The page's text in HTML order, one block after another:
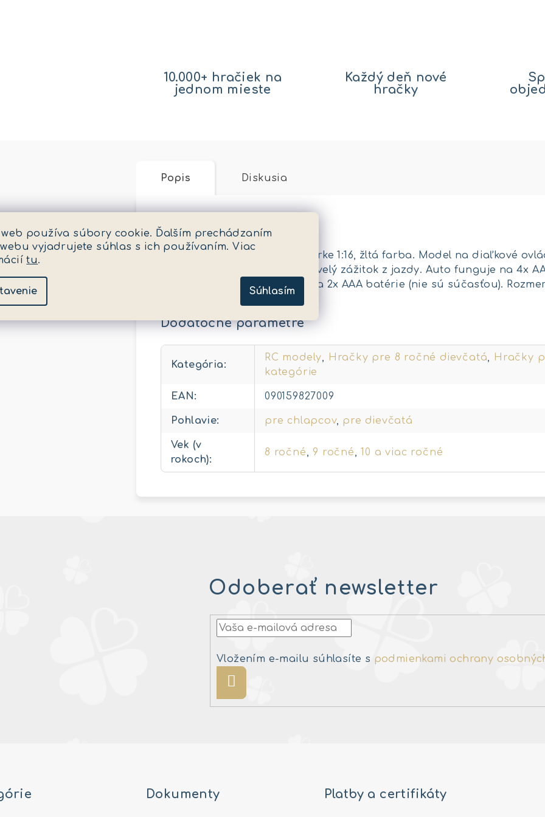
web používa súbory cookie. Ďalším prechádzaním
vyjadrujete súhlas s ich používaním. Viac
tu.
Súhlasím
10.000+ hračiek na
jednom mieste
Každý deň nové
hračky
Popis Diskusia
Podrobný popis
Jeep Wrangler Rubicon v mierke 1:16, žltá farba. Model na diaľkové
veľkými pneumatikami pre skvelý zážitok z jazdy. Auto funguje na 4x
dosah až 35 metrov a používa 2x AAA batérie (nie sú súčasťou). Rozmer
Dodatočné parametre
Kategória:
RC modely, Hračky pre 8 ročné dievčatá,
Hračky
kategórie
EAN: 090159827009
Pohlavie: pre chlapcov, pre dievčatá
Vek (v
rokoch):
8 ročné, 9 ročné, 10 a viac ročné
Odoberať newsletter
Vložením e-mailu súhlasíte s podmienkami ochrany
Dokumenty Platby a certifikáty